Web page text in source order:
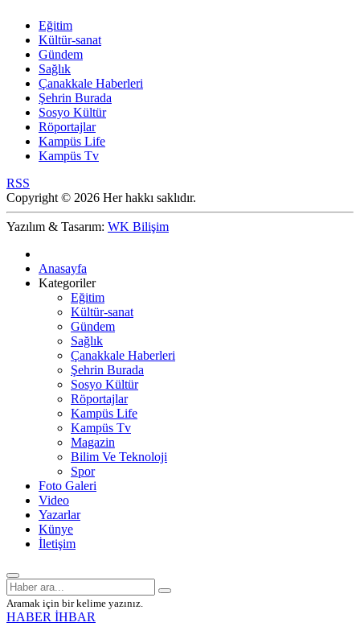
Eğitim
Kültür-sanat
Gündem
Sağlık
Çanakkale Haberleri
Şehrin Burada
Sosyo Kültür
Röportajlar
Kampüs Life
Kampüs Tv
RSS
Copyright © 2026 Her hakkı saklıdır.
Yazılım & Tasarım: WK Bilişim
Anasayfa
Kategoriler
Eğitim
Kültür-sanat
Gündem
Sağlık
Çanakkale Haberleri
Şehrin Burada
Sosyo Kültür
Röportajlar
Kampüs Life
Kampüs Tv
Magazin
Bilim Ve Teknoloji
Spor
Foto Galeri
Video
Yazarlar
Künye
İletişim
Aramak için bir kelime yazınız.
HABER İHBAR